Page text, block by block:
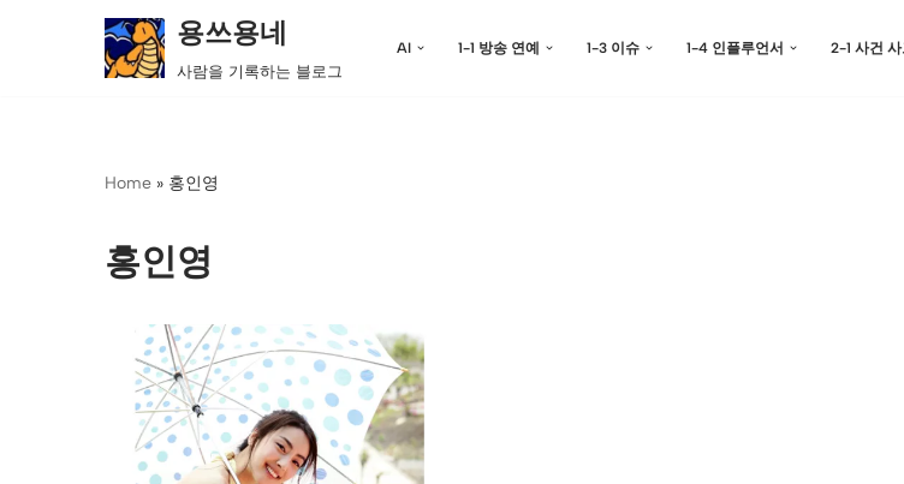
용쓰용네
사람을 기록하는 블로그
AI 1-1 방송 연예 1-3 이슈 1-4 인플루언서 2-1 사건 사
Home » 홍인영
홍인영